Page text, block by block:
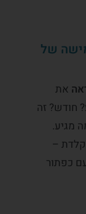
של
את
חודש? זה
מגיע.
–
כפתור